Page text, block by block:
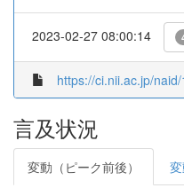
2023-02-27 08:00:14
https://ci.nii.ac.jp/
言及状況
変動（ピーク前後） 変